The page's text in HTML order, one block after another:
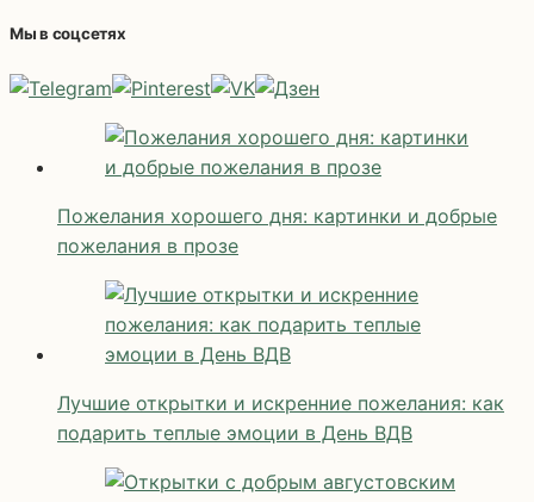
Мы в соцсетях
Пожелания хорошего дня: картинки и добрые
пожелания в прозе
Лучшие открытки и искренние пожелания: как
подарить теплые эмоции в День ВДВ